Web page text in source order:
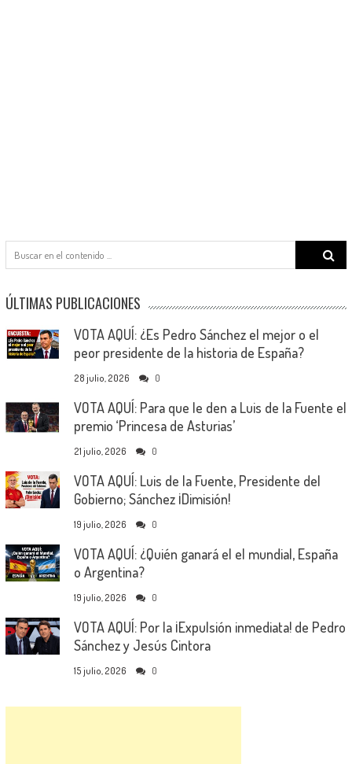
Search
for:
ÚLTIMAS PUBLICACIONES
VOTA AQUÍ: ¿Es Pedro Sánchez el mejor o el
peor presidente de la historia de España?
28 julio, 2026 0
VOTA AQUÍ: Para que le den a Luis de la Fuente el
premio ‘Princesa de Asturias’
21 julio, 2026 0
VOTA AQUÍ: Luis de la Fuente, Presidente del
Gobierno; Sánchez ¡Dimisión!
19 julio, 2026 0
VOTA AQUÍ: ¿Quién ganará el el mundial, España
o Argentina?
19 julio, 2026 0
VOTA AQUÍ: Por la ¡Expulsión inmediata! de Pedro
Sánchez y Jesús Cintora
15 julio, 2026 0